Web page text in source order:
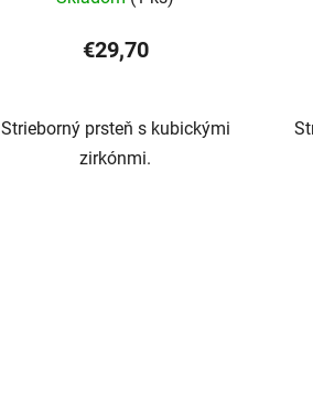
€29,70
Strieborný prsteň s kubickými
zirkónmi.